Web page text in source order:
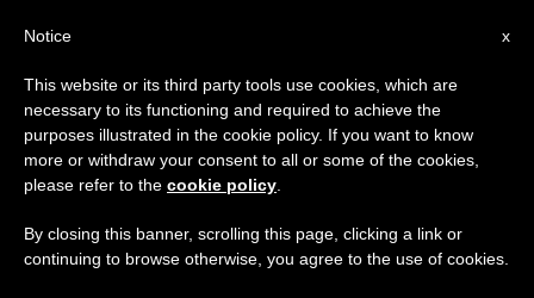
بندكتس السادس عشر ينقل إلى
الولايات المتّحدة "القاعدة الذهبيّة"
للتعايش
x
Notice
This website or its third party tools use cookies, which are
necessary to its functioning and required to achieve the
purposes illustrated in the cookie policy. If you want to know
more or withdraw your consent to all or some of the cookies,
please refer to the cookie policy
By closing this banner, scrolling this page, clicking a link or
continuing to browse otherwise, you agree to the use of cookies.